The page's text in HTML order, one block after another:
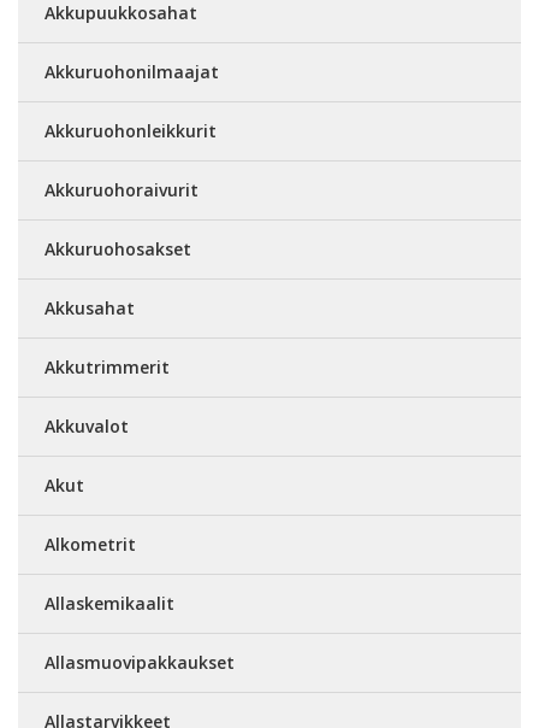
Akkupuukkosahat
Akkuruohonilmaajat
Akkuruohonleikkurit
Akkuruohoraivurit
Akkuruohosakset
Akkusahat
Akkutrimmerit
Akkuvalot
Akut
Alkometrit
Allaskemikaalit
Allasmuovipakkaukset
Allastarvikkeet